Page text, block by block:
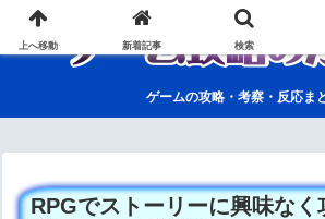
ゲームの攻略・考察・反応ま
RPGでストーリーに興味なく
上へ移動 新着記事 検索